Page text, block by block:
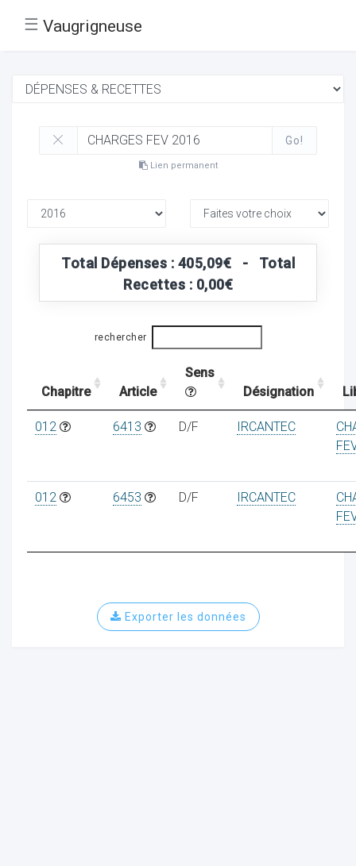
☰ Vaugrigneuse
Go!
Lien permanent
Total Dépenses : 405,09€ - Total
Recettes : 0,00€
rechercher
Chapitre Article
Sens
Désignation
012 6413 D/F IRCANTEC
012 6453 D/F IRCANTEC
Exporter les données